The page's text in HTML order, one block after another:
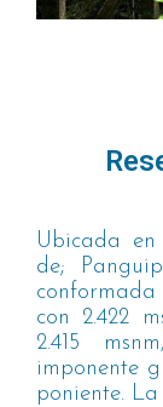
Ubicada
de;
con 2.422
2.415
imponente
poniente.